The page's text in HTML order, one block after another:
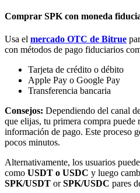
Bitrue Partners
Afiliados de Bitrue
Comprar SPK con moneda
Usa el mercado OTC de Bitrue
con métodos de pago fiduciarios
Tarjeta de crédito o débito
Apple Pay o Google Pay
Transferencia bancaria
Consejos: Dependiendo del canal
que elijas, tu primera compra
información de pago. Este proceso
pocos minutos.
Alternativamente, los usuarios
como USDT o USDC y luego
SPK/USDT orSPK/USDC pares